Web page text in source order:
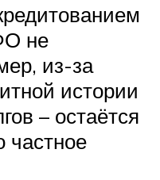
не
из-за
истории
– остаётся
частное